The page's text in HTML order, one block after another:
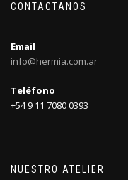
CONTACTANOS
Email
info@hermia.com.ar
Teléfono
+54 9 11 7080 0393
NUESTRO ATELIER